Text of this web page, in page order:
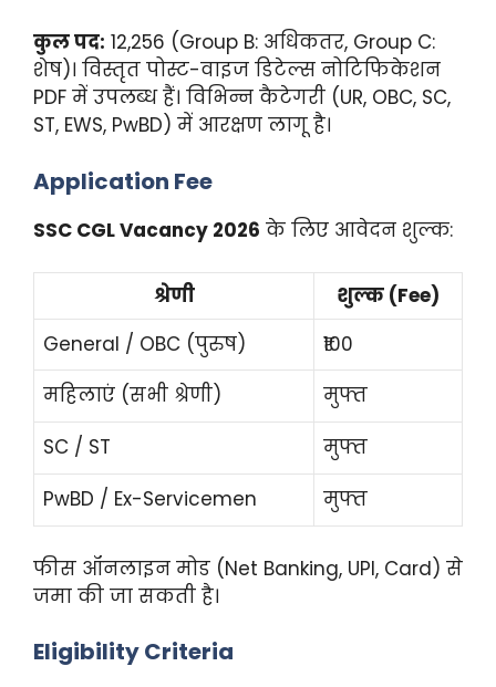
कुल पद: 12,256 (Group B: अधिकतर, Group C:
शेष)। विस्तृत पोस्ट-वाइज डिटेल्स नोटिफिकेशन
PDF में उपलब्ध हैं। विभिन्न कैटेगरी (UR, OBC, SC,
ST, EWS, PwBD) में आरक्षण लागू है।
Application Fee
SSC CGL Vacancy 2026 के लिए आवेदन शुल्क:
श्रेणी
शुल्क (Fee)
General / OBC (पुरुष)
₹100
महिलाएं (सभी श्रेणी)
मुफ्त
SC / ST
मुफ्त
PwBD / Ex-Servicemen
मुफ्त
फीस ऑनलाइन मोड (Net Banking, UPI, Card) से
जमा की जा सकती है।
Eligibility Criteria